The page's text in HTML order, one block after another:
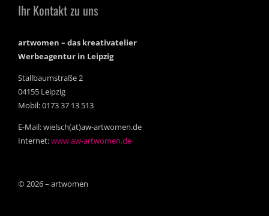
Ihr Kontakt zu uns
artwomen – das kreativatelier
Werbeagentur in Leipzig
Stallbaumstraße 2
04155 Leipzig
Mobil: 0173 37 13 513
E-Mail: wielsch(at)aw-artwomen.de
Internet:www.aw-artwomen.de
© 2026 – artwomen